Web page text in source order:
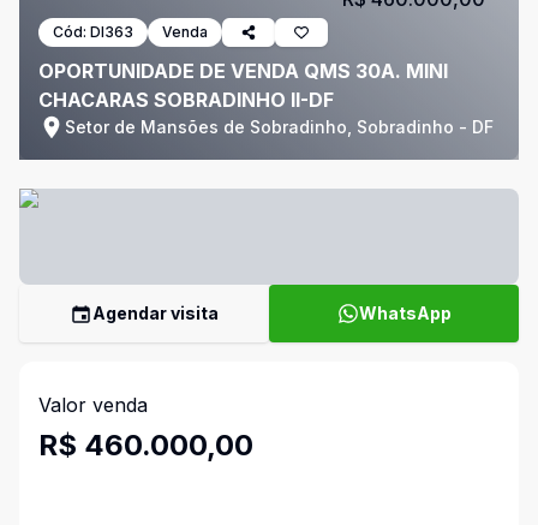
Cód: DI363 Venda
OPORTUNIDADE DE VENDA QMS 30A. MINI
CHACARAS SOBRADINHO II-DF
Setor de Mansões de Sobradinho, Sobradinho - DF
Agendar visita WhatsApp
Valor venda
R$ 460.000,00